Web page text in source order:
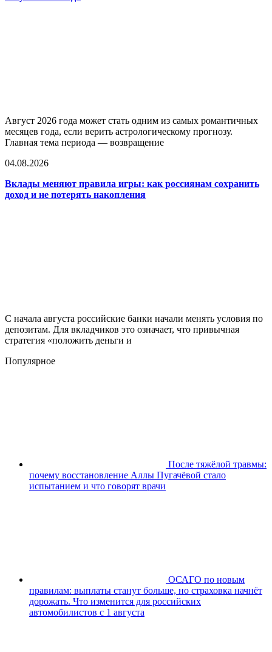
Август 2026 года может стать одним из самых романтичных
месяцев года, если верить астрологическому прогнозу.
Главная тема периода — возвращение
04.08.2026
Вклады меняют правила игры: как россиянам сохранить
доход и не потерять накопления
С начала августа российские банки начали менять условия по
депозитам. Для вкладчиков это означает, что привычная
стратегия «положить деньги и
Популярное
После тяжёлой травмы:
почему восстановление Аллы Пугачёвой стало
испытанием и что говорят врачи
ОСАГО по новым
правилам: выплаты станут больше, но страховка начнёт
дорожать. Что изменится для российских
автомобилистов с 1 августа